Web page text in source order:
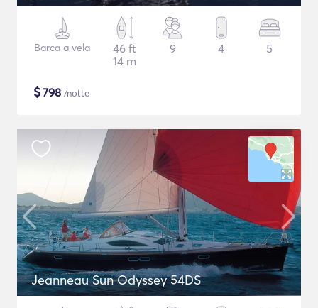
Barca a vela
46 ft
14 m
9 4 5
$798 /notte
Jeanneau Sun Odyssey 54DS